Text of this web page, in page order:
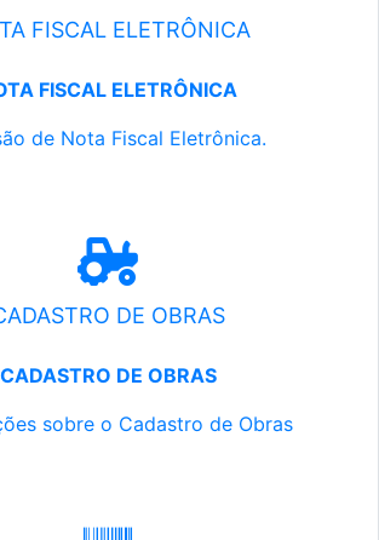
FISCAL ELETRÔNICA
FISCAL ELETRÔNICA
de Nota Fiscal Eletrônica.
DE OBRAS
CADASTRO DE OBRAS
sobre o Cadastro de Obras